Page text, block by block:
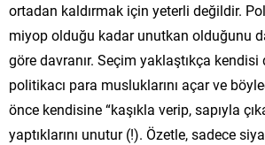
ortadan kaldırmak için yeterli değildir.
miyop olduğu kadar unutkan olduğunu
göre davranır. Seçim yaklaştıkça
politikacı para musluklarını açar ve
önce kendisine “kaşıkla verip, sapıyla
yaptıklarını unutur (!). Özetle, sadece